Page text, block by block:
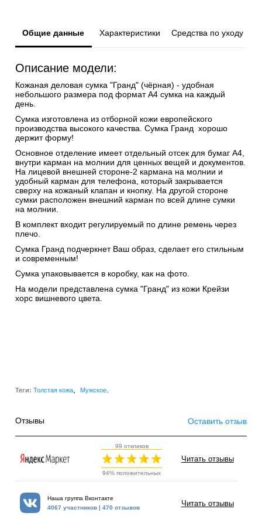
Общие данные Характеристики Средства по уходу
Описание модели:
Кожаная деловая сумка "Гранд" (чёрная) - удобная
небольшого размера под формат А4 сумка на каждый
день.
Сумка изготовлена из отборной кожи европейского
производства высокого качества. Сумка Гранд хорошо
держит форму!
Основное отделение имеет отдельный отсек для бумаг А4,
внутри карман на молнии для ценных вещей и документов.
На лицевой внешней стороне-2 кармана на молнии и
удобный карман для телефона, который закрывается
сверху на кожаный клапан и кнопку. На другой стороне
сумки расположен внешний карман по всей длине сумки
на молнии.
В комплект входит регулируемый по длине ремень через
плечо.
Сумка Гранд подчеркнет Ваш образ, сделает его стильным
и современным!
Сумка упаковывается в коробку, как на фото.
На модели представлена сумка "Гранд" из кожи Крейзи
хорс вишневого цвета.
Теги: Толстая кожа Мужское.
Отзывы Оставить отзыв
99 откликов
94% положительных
Читать отзывы
Наша группа Вконтакте
4067 участников | 470 отзывов
Читать отзывы